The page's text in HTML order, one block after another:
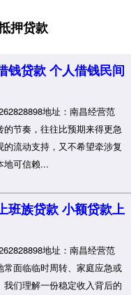
押贷款
钱贷款 个人借钱民间
地址：南昌经营范
节奏，往往比预期来得更急
流动支持，又不希望牵涉复
地可信赖...
班族贷款 小额贷款上
地址：南昌经营范
面临临时周转、家庭应急或
们理解一份稳定收入背后的